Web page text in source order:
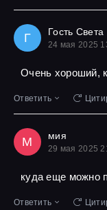
Г Гость Света
24 мая 2025
Очень хороший,
Ответить
М мия
29 мая 2025
куда еще можно
Ответить